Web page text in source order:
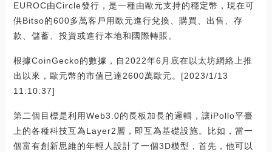
EUROC由Circle發行，是一種由歐元支持的穩定幣，現在可
供Bitso的600多萬客戶用歐元進行兌換、購買、出售、存
款、儲蓄、投資或進行本地和國際轉賬。
根據CoinGecko的數據，自2022年6月底在以太坊網絡上推
出以來，歐元幣的市值已達2600萬歐元。[2023/1/13
11:10:37]
第二個目標是利用Web3.0的長板加長的邏輯，讓iPollo平臺
上的各種科技互為Layer2層，即互為基礎設施。比如，當一
個富有創新思維的年輕人設計了一個3D模型，首先，他可以